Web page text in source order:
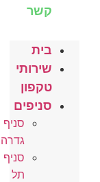
קשר
בית
שירותי
טקפון
סניפים
סניף
גדרה
סניף
תל